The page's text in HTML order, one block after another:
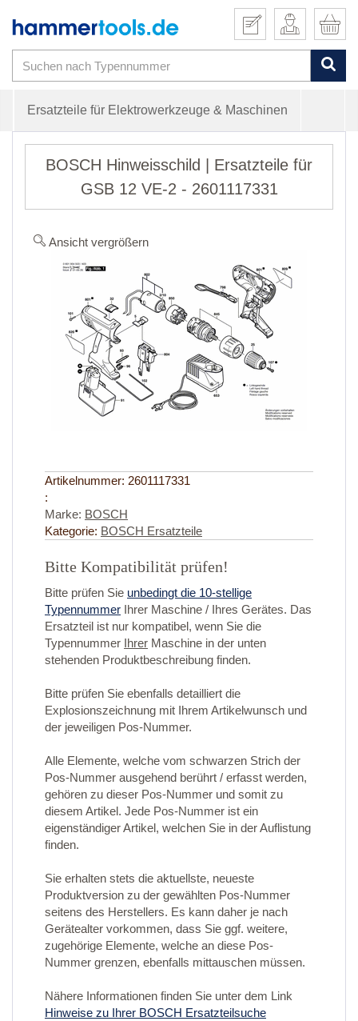
Ersatzteile für Elektrowerkzeuge & Maschinen
BOSCH Hinweisschild | Ersatzteile für
GSB 12 VE-2 - 2601117331
Ansicht vergrößern
Artikelnummer: 2601117331
:
Marke: BOSCH
Kategorie: BOSCH Ersatzteile
Bitte Kompatibilität prüfen!
Bitte prüfen Sie unbedingt die 10-stellige
Typennummer Ihrer Maschine / Ihres Gerätes. Das
Ersatzteil ist nur kompatibel, wenn Sie die
Typennummer Ihrer Maschine in der unten
stehenden Produktbeschreibung finden.
Bitte prüfen Sie ebenfalls detailliert die
Explosionszeichnung mit Ihrem Artikelwunsch und
der jeweiligen Pos-Nummer.
Alle Elemente, welche vom schwarzen Strich der
Pos-Nummer ausgehend berührt / erfasst werden,
gehören zu dieser Pos-Nummer und somit zu
diesem Artikel. Jede Pos-Nummer ist ein
eigenständiger Artikel, welchen Sie in der Auflistung
finden.
Sie erhalten stets die aktuellste, neueste
Produktversion zu der gewählten Pos-Nummer
seitens des Herstellers. Es kann daher je nach
Gerätealter vorkommen, dass Sie ggf. weitere,
zugehörige Elemente, welche an diese Pos-
Nummer grenzen, ebenfalls mittauschen müssen.
Nähere Informationen finden Sie unter dem Link
Hinweise zu Ihrer BOSCH Ersatzteilsuche